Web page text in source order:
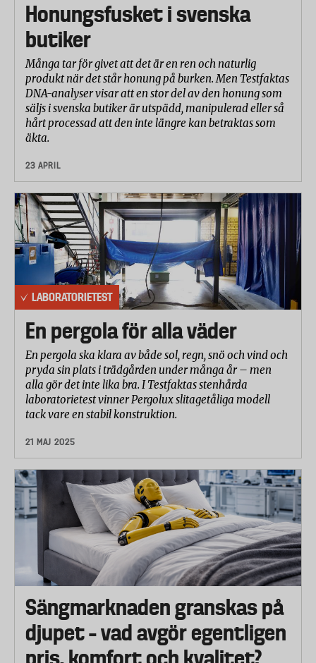
Honungsfusket i svenska
butiker
Många tar för givet att det är en ren och naturlig
produkt när det står honung på burken. Men Testfaktas
DNA-analyser visar att en stor del av den honung som
säljs i svenska butiker är utspädd, manipulerad eller så
hårt processad att den inte längre kan betraktas som
äkta.
23 APRIL
LABORATORIETEST
En pergola för alla väder
En pergola ska klara av både sol, regn, snö och vind och
pryda sin plats i trädgården under många år – men
alla gör det inte lika bra. I Testfaktas stenhårda
laboratorietest vinner Pergolux slitagetåliga modell
tack vare en stabil konstruktion.
21 MAJ 2025
Sängmarknaden granskas på
djupet – vad avgör egentligen
pris, komfort och kvalitet?